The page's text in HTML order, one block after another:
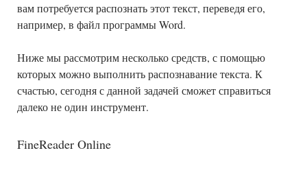
вам потребуется распознать этот текст, переведя его,
например, в файл программы Word.
Ниже мы рассмотрим несколько средств, с помощью
которых можно выполнить распознавание текста. К
счастью, сегодня с данной задачей сможет справиться
далеко не один инструмент.
FineReader Online